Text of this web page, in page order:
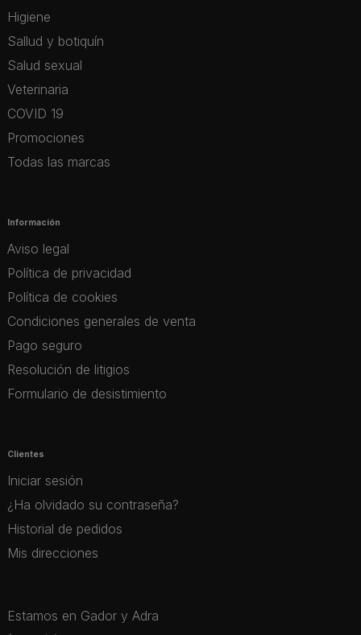
Higiene
Sallud y botiquín
Salud sexual
Veterinaria
COVID 19
Promociones
Todas las marcas
Información
Aviso legal
Política de privacidad
Política de cookies
Condiciones generales de venta
Pago seguro
Resolución de litigios
Formulario de desistimiento
Clientes
Iniciar sesión
¿Ha olvidado su contraseña?
Historial de pedidos
Mis direcciones
Estamos en Gador y Adra